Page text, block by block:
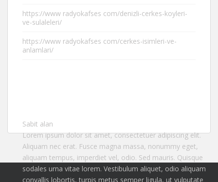
https://www radyokafses com/denizli-cerkes-koyleri-
ve-sulaleleri/
https://www radyokafses com/cerkes-isimleri-ve-
anlamlari/
Sabit alan
Lorem ipsum dolor sit amet, consectetuer adipiscing elit.
Aliquam nec erat. Fusce magna massa, nonummy eget,
aliquam tempus, imperdiet vel, odio. Sed mauris. Quisque
sodales urna vitae lorem. Vestibulum aliquet, odio aliquam
convallis lobortis, turpis metus semper ligula, ut vulputate